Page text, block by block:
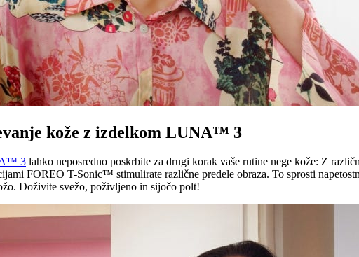
kože z izdelkom LUNA™ 3
3 lahko neposredno poskrbite za drugi korak vaše rutine nege kože: Z
FOREO T-Sonic™ stimulirate različne predele obraza. To sprosti
Doživite svežo, poživljeno in sijočo polt!